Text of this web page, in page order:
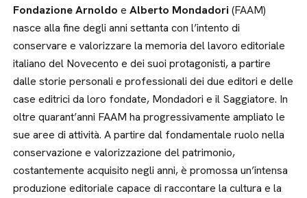
Fondazione Arnoldo eAlberto Mondadori (FAAM)
nasce alla fine degli anni settanta con l’intento di
conservare e valorizzare la memoria del lavoro editoriale
italiano del Novecento e dei suoi protagonisti, a partire
dalle storie personali e professionali dei due editori e delle
case editrici da loro fondate, Mondadori e il Saggiatore. In
oltre quarant’anni FAAM ha progressivamente ampliato le
sue aree di attività. A partire dal fondamentale ruolo nella
conservazione e valorizzazione del patrimonio,
costantemente acquisito negli anni, è promossa un’intensa
produzione editoriale capace di raccontare la cultura e la